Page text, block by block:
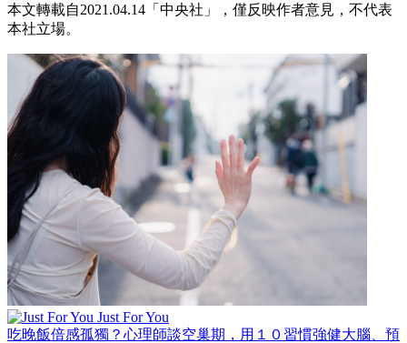
本文轉載自2021.04.14 「中央社 」
，僅反映作者意見，不代表
本社立場。
Just For You
吃晚飯倍感孤獨？心理師談空巢期，用１０習慣強健大腦、預